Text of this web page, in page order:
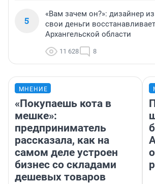
5
«Вам зачем он?»: дизайнер
свои деньги
Архангельской области
11 628 8
МНЕНИЕ
«Покупаешь кота в
мешке»:
предприниматель
рассказала, как на
самом деле устроен
бизнес со складами
дешевых товаров